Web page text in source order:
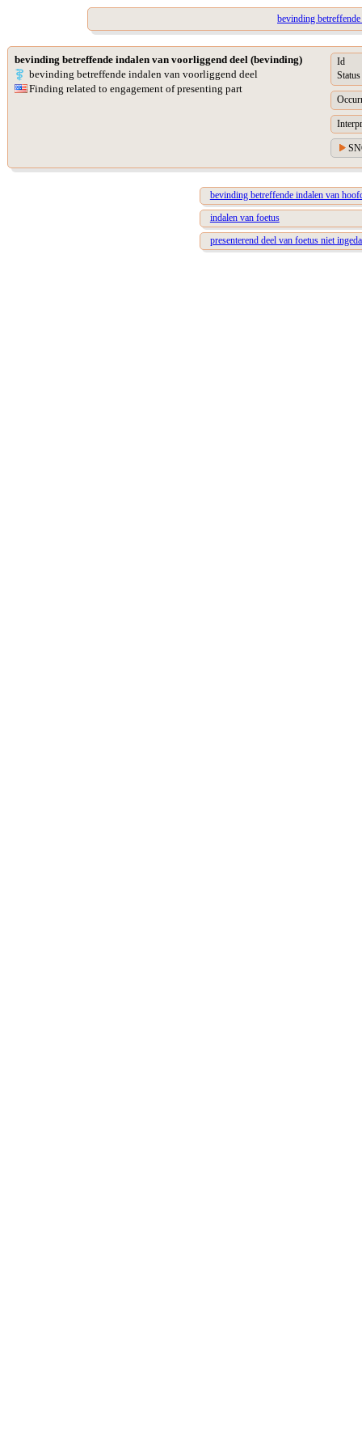
bevinding
bevinding betreffende indalen van voorliggend deel (bevinding)
bevinding betreffende indalen van voorliggend deel
Finding related to engagement of presenting part
Id
Status
bevinding betreffende indalen van
indalen van foetus
presenterend deel van foetus niet